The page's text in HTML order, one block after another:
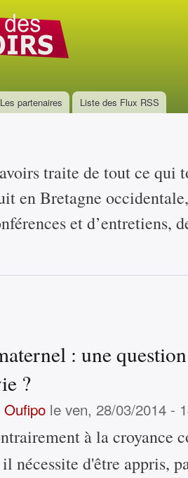
Les partenaires Liste des Flux RSS
traite de tout ce qui
en Bretagne
et d’entretiens,
: une
?
Oufipole ven, 28/03/2014 -
à la croyance
nécessite d'être appris,